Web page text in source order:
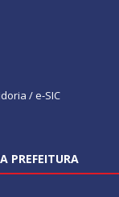
/ e-SIC
PREFEITURA